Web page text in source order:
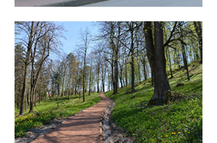
Trim staza
planina
,
Gučevo